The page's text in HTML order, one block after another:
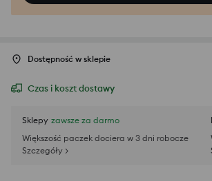
Dostępność w sklepie
Czas i koszt dostawy
Sklepy zawsze za darmo
Większość paczek dociera w 3 dni robocze
Szczegóły >